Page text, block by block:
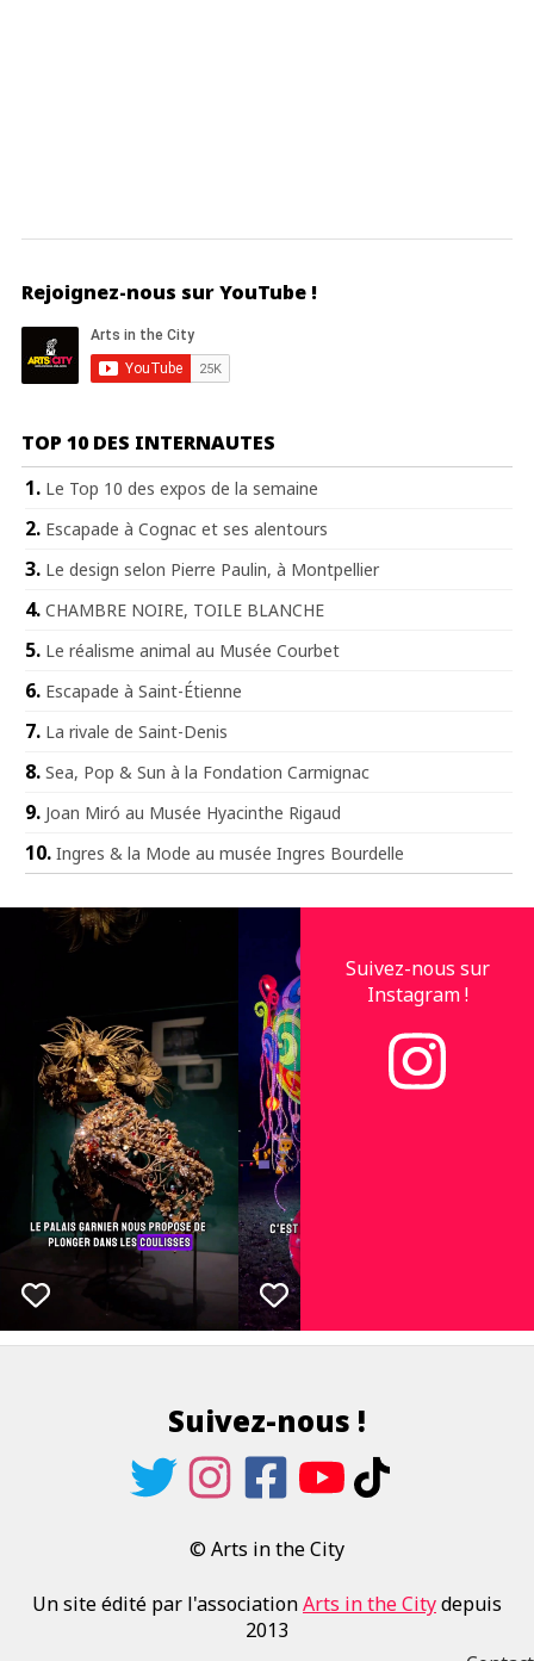
Rejoignez-nous sur YouTube !
TOP 10 DES INTERNAUTES
Le Top 10 des expos de la semaine
Escapade à Cognac et ses alentours
Le design selon Pierre Paulin, à Montpellier
CHAMBRE NOIRE, TOILE BLANCHE
Le réalisme animal au Musée Courbet
Escapade à Saint-Étienne
La rivale de Saint-Denis
Sea, Pop & Sun à la Fondation Carmignac
Joan Miró au Musée Hyacinthe Rigaud
Ingres & la Mode au musée Ingres Bourdelle
Suivez-nous sur
Instagram !
Suivez-nous !
© Arts in the City
Un site édité par l'associationArts in the Citydepuis
2013